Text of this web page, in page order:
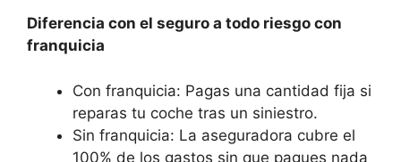
Diferencia con el seguro a todo riesgo con
franquicia
Con franquicia: Pagas una cantidad fija si
reparas tu coche tras un siniestro.
Sin franquicia: La aseguradora cubre el
100% de los gastos sin que pagues nada